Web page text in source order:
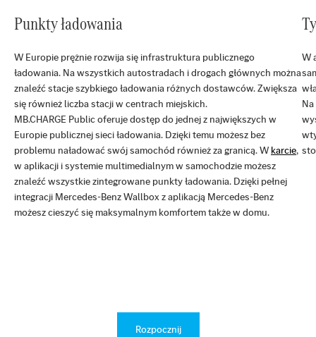
Punkty ładowania
W Europie prężnie rozwija się infrastruktura publicznego
ładowania. Na wszystkich autostradach i drogach głównych można
znaleźć stacje szybkiego ładowania różnych dostawców. Zwiększa
się również liczba stacji w centrach miejskich.
MB.CHARGE Public oferuje dostęp do jednej z największych w
Europie publicznej sieci ładowania. Dzięki temu możesz bez
problemu naładować swój samochód również za granicą. W karcie,
w aplikacji i systemie multimedialnym w samochodzie możesz
znaleźć wszystkie zintegrowane punkty ładowania. Dzięki pełnej
integracji Mercedes-Benz Wallbox z aplikacją Mercedes-Benz
możesz cieszyć się maksymalnym komfortem także w domu.
W
Rozpocznij